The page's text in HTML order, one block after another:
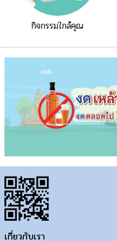
กิจกรรมใกล้คุณ
เกี่ยวกับเรา